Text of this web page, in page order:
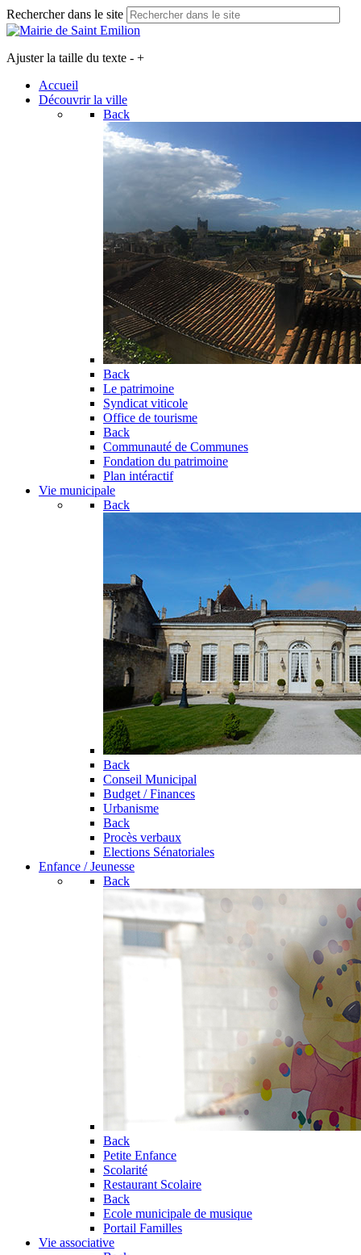
Rechercher dans le site
Ajuster la taille du texte - +
Accueil
Découvrir la ville
Back
Back
Le patrimoine
Syndicat viticole
Office de tourisme
Back
Communauté de Communes
Fondation du patrimoine
Plan intéractif
Vie municipale
Back
Back
Conseil Municipal
Budget / Finances
Urbanisme
Back
Procès verbaux
Elections Sénatoriales
Enfance / Jeunesse
Back
Back
Petite Enfance
Scolarité
Restaurant Scolaire
Back
Ecole municipale de musique
Portail Familles
Vie associative